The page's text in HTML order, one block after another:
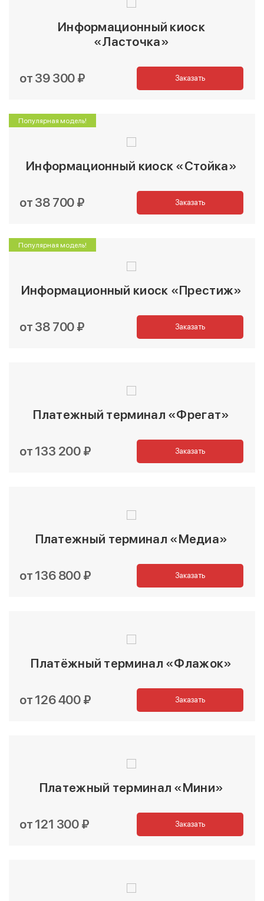
Информационный киоск
«Ласточка»
от 39 300 ₽ Заказать
Популярная модель!
Информационный киоск «Стойка»
от 38 700 ₽ Заказать
Популярная модель!
Информационный киоск «Престиж»
от 38 700 ₽ Заказать
Платежный терминал «Фрегат»
от 133 200 ₽ Заказать
Платежный терминал «Медиа»
от 136 800 ₽ Заказать
Платёжный терминал «Флажок»
от 126 400 ₽ Заказать
Платежный терминал «Мини»
от 121 300 ₽ Заказать